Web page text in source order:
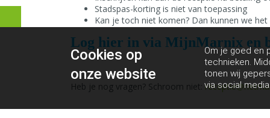
Stadspas-korting is niet van toepassing
Kan je toch niet komen? Dan kunnen we
Log hier in via MijnMarnix en
Heb je nog vragen? Schroom niet:
Cookies op
onze website
Om je goed en
technieken.
tonen wij
via social